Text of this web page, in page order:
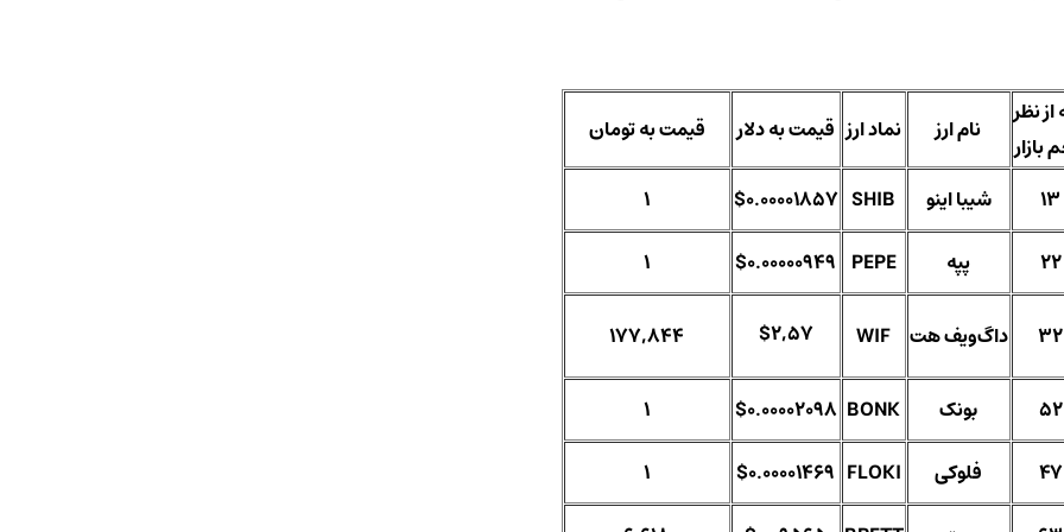
قیمت به تومان قیمت به دلار نماد ارز نام ارز
از نظر
بازار
1
$0.00001857 SHIB شیبا اینو
13
1
$0.00000949 PEPE پپه 22
177,844 $2,57 WIF داگ‌ویف هت 32
1 $0.00002098 BONK بونک
52
1
$0.00001469 FLOKI فلوکی
47